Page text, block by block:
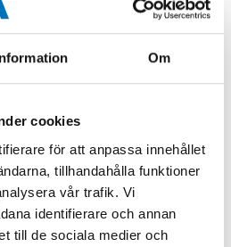
Om
cookies
för att anpassa innehållet
tillhandahålla funktioner
vår trafik. Vi
identifierare och annan
till de sociala medier och
3/8"
60 mm
CrMo-steel
6 pcs